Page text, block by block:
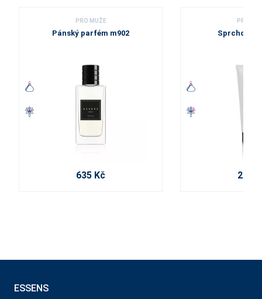
PRO MUŽE
Pánský parfém m902
635 Kč
PRO
Sprchový
210
ESSENS